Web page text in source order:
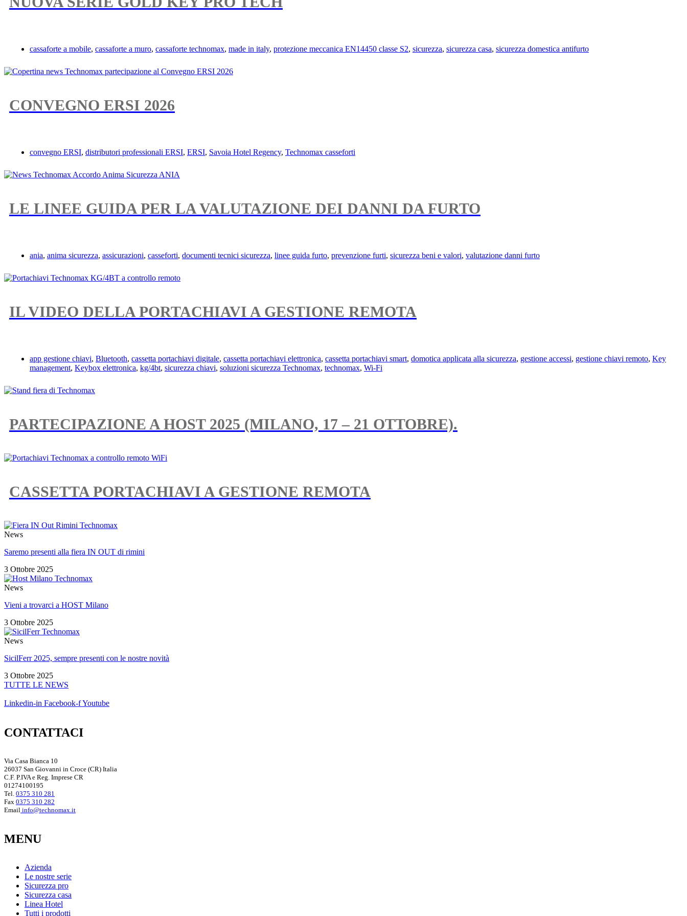
cassaforte a mobile, cassaforte a muro, cassaforte technomax, made in italy, protezione meccanica EN14450 classe S2, sicurezza, sicurezza casa, sicurezza domestica antifurto
CONVEGNO ERSI 2026
convegno ERSI, distributori professionali ERSI, ERSI, Savoia Hotel Regency, Technomax casseforti
LE LINEE GUIDA PER LA VALUTAZIONE DEI DANNI DA FURTO
ania, anima sicurezza, assicurazioni, casseforti, documenti tecnici sicurezza, linee guida furto, prevenzione furti, sicurezza beni e valori, valutazione danni furto
IL VIDEO DELLA PORTACHIAVI A GESTIONE REMOTA
app gestione chiavi, Bluetooth, cassetta portachiavi digitale, cassetta portachiavi elettronica, cassetta portachiavi smart, domotica applicata alla sicurezza, gestione accessi, gestione chiavi remoto, Key
management, Keybox elettronica, kg/4bt, sicurezza chiavi, soluzioni sicurezza Technomax, technomax, Wi-Fi
PARTECIPAZIONE A HOST 2025 (MILANO, 17 – 21 OTTOBRE).
CASSETTA PORTACHIAVI A GESTIONE REMOTA
News
Saremo presenti alla fiera IN OUT di rimini
3 Ottobre 2025
News
Vieni a trovarci a HOST Milano
3 Ottobre 2025
News
SicilFerr 2025, sempre presenti con le nostre novità
3 Ottobre 2025
TUTTE LE NEWS
Linkedin-in Facebook-fYoutube
CONTATTACI
Via Casa Bianca 10
26037 San Giovanni in Croce (CR) Italia
C.F. P.IVA e Reg. Imprese CR
01274100195
Tel. 0375 310 281
Fax 0375 310 282
Email info@technomax.it
MENU
Azienda
Le nostre serie
Sicurezza pro
Sicurezza casa
Linea Hotel
Tutti i prodotti